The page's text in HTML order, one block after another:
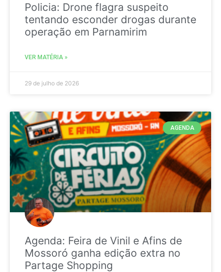
Policia: Drone flagra suspeito
tentando esconder drogas durante
operação em Parnamirim
VER MATÉRIA »
29 de julho de 2026
AGENDA
Agenda: Feira de Vinil e Afins de
Mossoró ganha edição extra no
Partage Shopping